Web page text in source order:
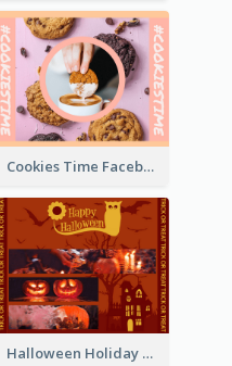
Cookies Time Facebook Post
Halloween Holiday Facebook Post